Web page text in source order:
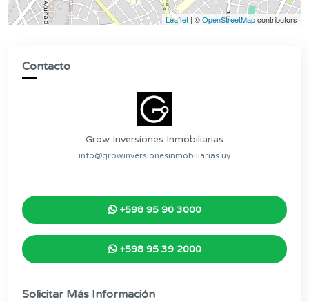
Leaflet | ©OpenStreetMapcontributors
Contacto
Grow Inversiones Inmobiliarias
info@growinversionesinmobiliarias.uy
+598 95 90 3000
+598 95 39 2000
Solicitar Más Información